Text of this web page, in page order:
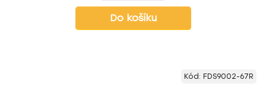
Do košíku
Kód: FDS9002-67R